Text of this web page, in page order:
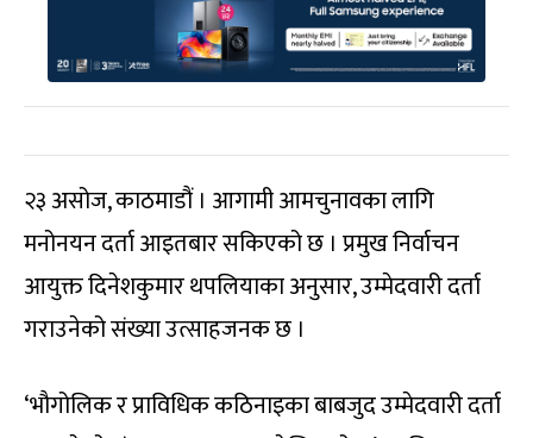
२३ असोज, काठमाडौं । आगामी आमचुनावका लागि
मनोनयन दर्ता आइतबार सकिएको छ । प्रमुख निर्वाचन
आयुक्त दिनेशकुमार थपलियाका अनुसार, उम्मेदवारी दर्ता
गराउनेको संख्या उत्साहजनक छ ।
‘भौगोलिक र प्राविधिक कठिनाइका बाबजुद उम्मेदवारी दर्ता